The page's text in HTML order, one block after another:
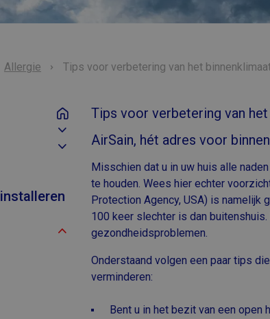
Allergie Tips voor verbetering van het
Tips voor verbetering van
AirSain, hét adres voor
Misschien dat u in uw huis alle
te houden. Wees hier echter
Protection Agency, USA) is namelijk
100 keer slechter is dan
gezondheidsproblemen.
Onderstaand volgen een paar tips
verminderen:
Bent u in het bezit van een open